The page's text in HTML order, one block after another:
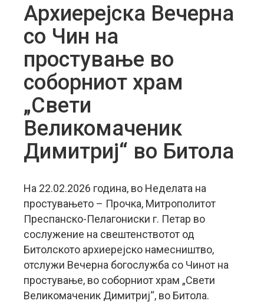
Архиерејска Вечерна
со Чин на
простување во
соборниот храм
„Свети
Великомаченик
Димитриј“ во Битола
На 22.02.2026 година, во Неделата на
простувањето – Прочка, Митрополитот
Преспанско-Пелагониски г. Петар во
сослужение на свештенствотот од
Битолското архиерејско намесништво,
отслужи Вечерна богослужба со Чинот на
простување, во соборниот храм „Свети
Великомаченик Димитриј“, во Битола.